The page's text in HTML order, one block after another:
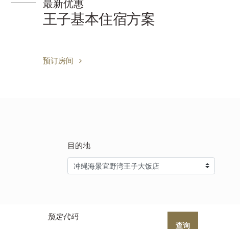
预定代码
查询
最新优惠
[仅限会员] SPGR度假村住
预订房间
目的地